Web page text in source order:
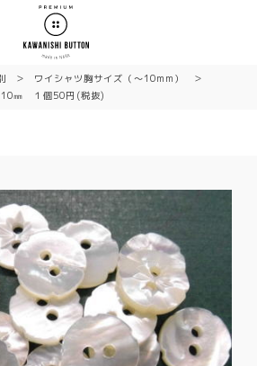
ワイシャツ胸サイズ（〜10mm）
㎜ １個50円(税抜)